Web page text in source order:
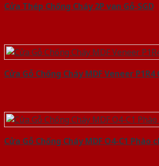
Cửa Thép Chống Cháy 2P van Gỗ-SGD
Cửa Gỗ Chống Cháy MDF Veneer P1R4
Cửa Gỗ Chống Cháy MDF O4-C1 Phào